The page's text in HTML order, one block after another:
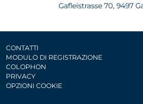
Gafleistrasse 70, 9497
CONTATTI
MODULO DI REGISTRAZIONE
COLOPHON
PRIVACY
OPZIONI COOKIE